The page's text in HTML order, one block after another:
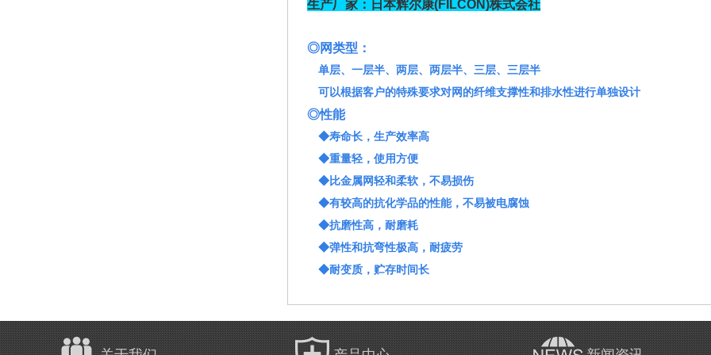
生产厂家：日本辉尔康(FILCON)株式会社
◎网类型：
单层、一层半、两层、两层半、三层、三层半
可以根据客户的特殊要求对网的纤维支撑性和排水性进行单独设计
◎性能
◆寿命长，生产效率高
◆重量轻，使用方便
◆比金属网轻和柔软，不易损伤
◆有较高的抗化学品的性能，不易被电腐蚀
◆抗磨性高，耐磨耗
◆弹性和抗弯性极高，耐疲劳
◆耐变质，贮存时间长